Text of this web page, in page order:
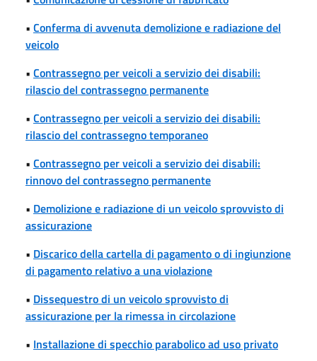
• Conferma di avvenuta demolizione e radiazione del
veicolo
• Contrassegno per veicoli a servizio dei disabili:
rilascio del contrassegno permanente
• Contrassegno per veicoli a servizio dei disabili:
rilascio del contrassegno temporaneo
• Contrassegno per veicoli a servizio dei disabili:
rinnovo del contrassegno permanente
• Demolizione e radiazione di un veicolo sprovvisto di
assicurazione
• Discarico della cartella di pagamento o di ingiunzione
di pagamento relativo a una violazione
• Dissequestro di un veicolo sprovvisto di
assicurazione per la rimessa in circolazione
• Installazione di specchio parabolico ad uso privato